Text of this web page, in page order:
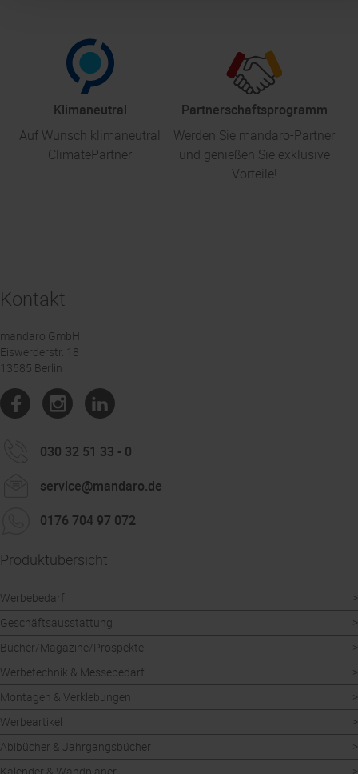
Klimaneutral
Auf Wunsch klimaneutral
ClimatePartner
Partnerschaftsprogramm
Werden Sie mandaro-Partner
und genießen Sie exklusive
Vorteile!
Kontakt
mandaro GmbH
Eiswerderstr. 18
13585 Berlin
030 32 51 33 - 0
service@mandaro.de
0176 704 97 072
Produktübersicht
Werbebedarf
Geschäftsausstattung
Bücher/Magazine/Prospekte
Werbetechnik & Messebedarf
Montagen & Verklebungen
Werbeartikel
Abibücher & Jahrgangsbücher
Kalender & Wandplaner